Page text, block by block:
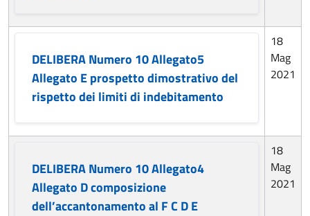
DELIBERA Numero 10 Allegato5
Allegato E prospetto dimostrativo del
rispetto dei limiti di indebitamento
18
Mag
2021
DELIBERA Numero 10 Allegato4
Allegato D composizione
dell’accantonamento al F C D E
18
Mag
2021